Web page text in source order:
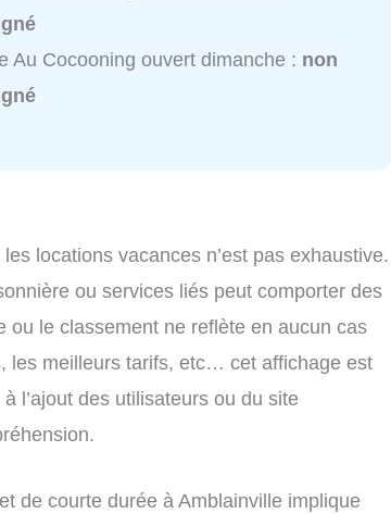
Au Cocooning ouvert dimanche : non
locations vacances n’est pas exhaustive.
ou services liés peut comporter des
ou le classement ne reflète en aucun cas
les meilleurs tarifs, etc… cet affichage est
l’ajout des utilisateurs ou du site
de courte durée à Amblainville implique